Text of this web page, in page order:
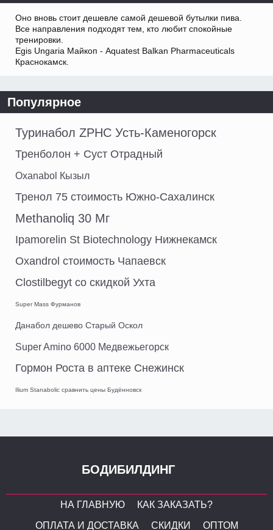
Оно вновь стоит дешевле самой дешевой бутылки пива.
Все направления подходят тем, кто любит спокойные
тренировки.
Egis Ungaria Майкоп - Aquatest Balkan Pharmaceuticals
Краснокамск.
Популярное
Туринабол ZPHC Усть-Каменогорск
Тренболон + Суст Отрадный
Oxanabol Кызыл
Тренол 75 стоимость Южно-Сахалинск
Methanoliq 30 Мг
Ipamorelin St Biotechnology Нижнекамск
Oxandrol стоимость Чапаевск
Clostilbegyt со скидкой Ухта
Super Mass Фурманов
Данабол дешево Старый Оскол
Super Amino 6000 Медвежьегорск
Гормон Роста в аптеке Снежинск
Ilium Stanabolic сравнить цены Будённовск
БОДИБИЛДИНГ
НА ГЛАВНУЮ
КАК ЗАКАЗАТЬ?
ОПЛАТА И ДОСТАВКА
СКИДКИ ОПТОМ